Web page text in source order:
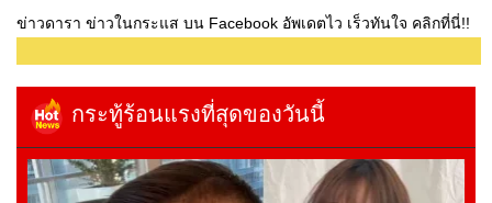
ข่าวดารา ข่าวในกระแส บน Facebook อัพเดตไว เร็วทันใจ คลิกที่นี่!!
กระทู้ร้อนแรงที่สุดของวันนี้